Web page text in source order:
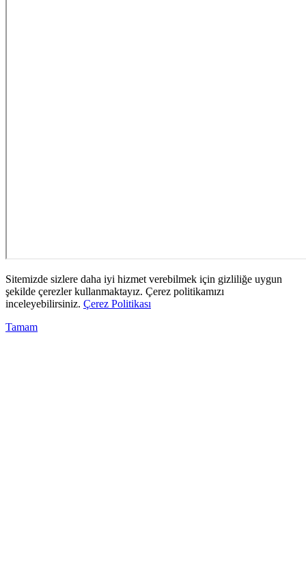
Sitemizde sizlere daha iyi hizmet verebilmek için gizliliğe uygun
şekilde çerezler kullanmaktayız. Çerez politikamızı
inceleyebilirsiniz. Çerez Politikası
Tamam